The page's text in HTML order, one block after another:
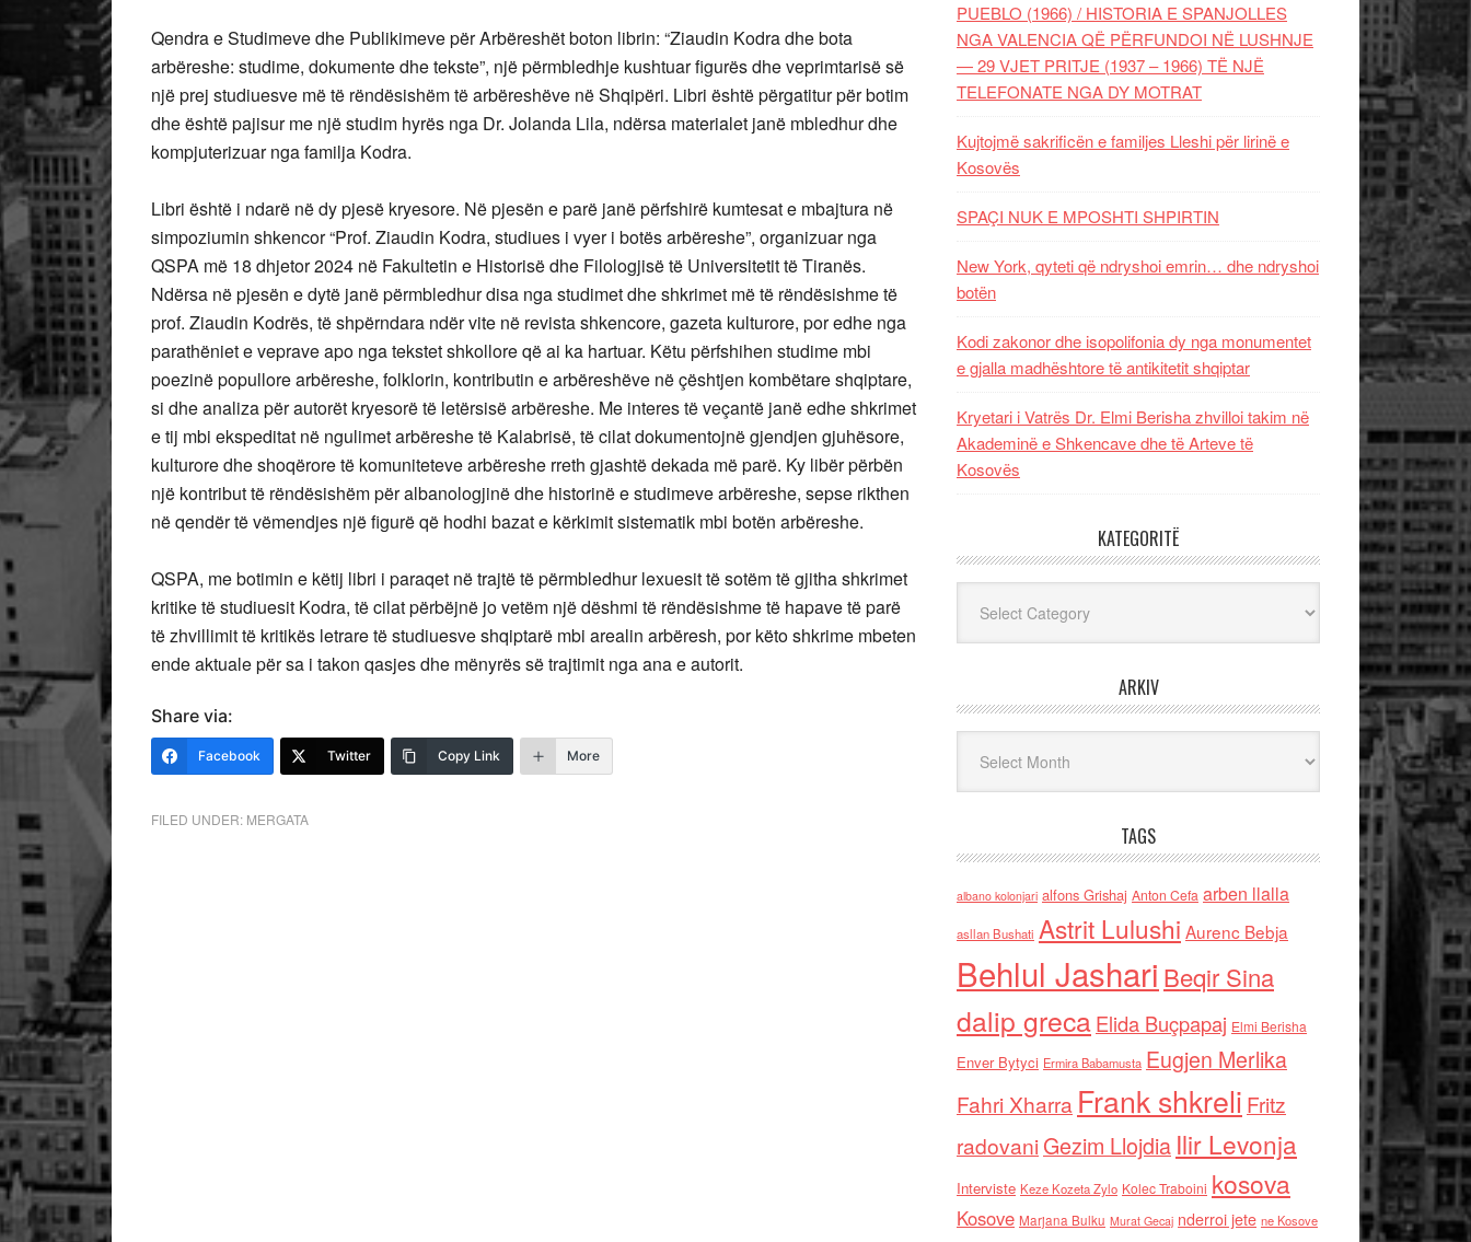
Qendra e Studimeve dhe Publikimeve për Arbëreshët boton librin: “Ziaudin Kodra dhe bota
arbëreshe: studime, dokumente dhe tekste”, një përmbledhje kushtuar figurës dhe veprimtarisë së
një prej studiuesve më të rëndësishëm të arbëreshëve në Shqipëri. Libri është përgatitur për botim
dhe është pajisur me një studim hyrës nga Dr. Jolanda Lila, ndërsa materialet janë mbledhur dhe
kompjuterizuar nga familja Kodra.
Libri është i ndarë në dy pjesë kryesore. Në pjesën e parë janë përfshirë kumtesat e mbajtura në
simpoziumin shkencor “Prof. Ziaudin Kodra, studiues i vyer i botës arbëreshe”, organizuar nga
QSPA më 18 dhjetor 2024 në Fakultetin e Historisë dhe Filologjisë të Universitetit të Tiranës.
Ndërsa në pjesën e dytë janë përmbledhur disa nga studimet dhe shkrimet më të rëndësishme të
prof. Ziaudin Kodrës, të shpërndara ndër vite në revista shkencore, gazeta kulturore, por edhe nga
parathëniet e veprave apo nga tekstet shkollore që ai ka hartuar. Këtu përfshihen studime mbi
poezinë popullore arbëreshe, folklorin, kontributin e arbëreshëve në çështjen kombëtare shqiptare,
si dhe analiza për autorët kryesorë të letërsisë arbëreshe. Me interes të veçantë janë edhe shkrimet
e tij mbi ekspeditat në ngulimet arbëreshe të Kalabrisë, të cilat dokumentojnë gjendjen gjuhësore,
kulturore dhe shoqërore të komuniteteve arbëreshe rreth gjashtë dekada më parë. Ky libër përbën
një kontribut të rëndësishëm për albanologjinë dhe historinë e studimeve arbëreshe, sepse rikthen
në qendër të vëmendjes një figurë që hodhi bazat e kërkimit sistematik mbi botën arbëreshe.
QSPA, me botimin e këtij libri i paraqet në trajtë të përmbledhur lexuesit të sotëm të gjitha shkrimet
kritike të studiuesit Kodra, të cilat përbëjnë jo vetëm një dëshmi të rëndësishme të hapave të parë
të zhvillimit të kritikës letrare të studiuesve shqiptarë mbi arealin arbëresh, por këto shkrime mbeten
ende aktuale për sa i takon qasjes dhe mënyrës së trajtimit nga ana e autorit.
Share via:
Facebook Twitter Copy Link More
FILED UNDER: MERGATA
PUEBLO (1966) / HISTORIA E SPANJOLLES
NGA VALENCIA QË PËRFUNDOI NË LUSHNJE
— 29 VJET PRITJE (1937 – 1966) TË NJË
TELEFONATE NGA DY MOTRAT
Kujtojmë sakrificën e familjes Lleshi për lirinë e
Kosovës
SPAÇI NUK E MPOSHTI SHPIRTIN
New York, qyteti që ndryshoi emrin… dhe ndryshoi
botën
Kodi zakonor dhe isopolifonia dy nga monumentet
e gjalla madhështore të antikitetit shqiptar
Kryetari i Vatrës Dr. Elmi Berisha zhvilloi takim në
Akademinë e Shkencave dhe të Arteve të
Kosovës
KATEGORITË
ARKIV
TAGS
albano kolonjari alfons Grishaj Anton Cefa arben llalla
asllan Bushati Astrit Lulushi Aurenc Bebja
Behlul Jashari Beqir Sina
dalip grecaElida Buçpapaj Elmi Berisha
Enver Bytyci Ermira Babamusta Eugjen Merlika
Fahri Xharra Frank shkreli Fritz
radovaniGezim Llojdia Ilir Levonja
Interviste Keze Kozeta Zylo Kolec Traboini kosova
Kosove Marjana Bulku Murat Gecaj nderroi jete ne Kosove